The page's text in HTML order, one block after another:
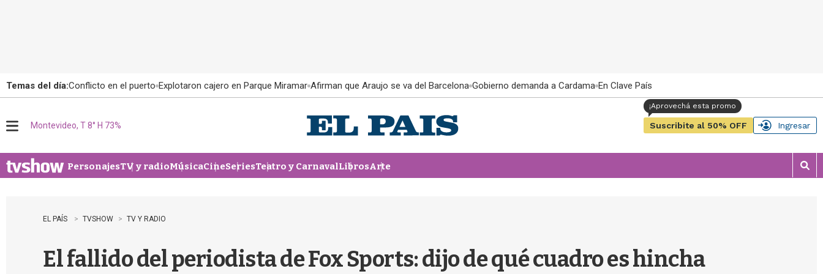
Temas del día:Conflicto en el puerto Explotaron cajero en Parque Miramar Afirman que Araujo se va del Barcelona Gobierno demanda a Cardama En Clave País
u
Montevideo, T 8° H 73% Suscribite al 50% OFF Ingresar
PersonajesTV y radioMúsicaCineSeriesTeatro y CarnavalLibrosArte
M
o
EL PAÍS TVSHOW TV Y RADIO
El fallido del periodista de Fox Sports: dijo de qué cuadro es hincha